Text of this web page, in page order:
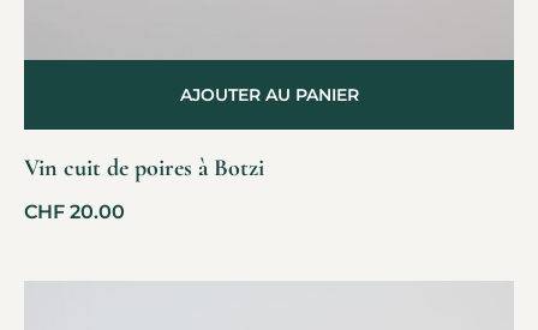
Vin cuit de poires à Botzi
CHF 20.00
AJOUTER AU PANIER